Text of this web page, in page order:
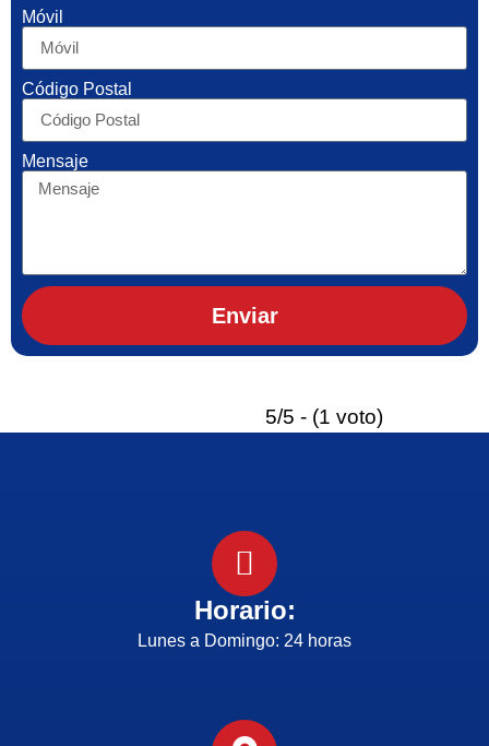
Móvil
Código Postal
Mensaje
Enviar
5/5 - (1 voto)
Horario:
Lunes a Domingo: 24 horas